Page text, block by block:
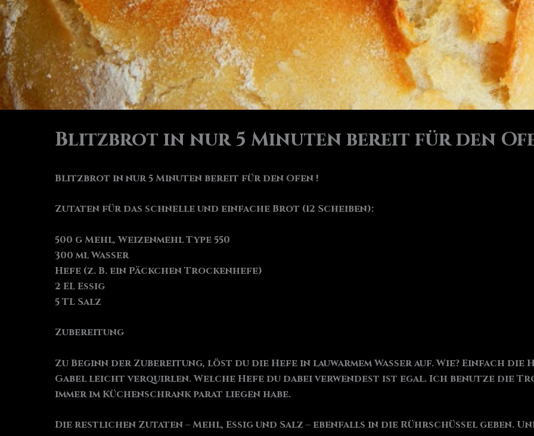
Blitzbrot in nur 5 Minuten bereit für den
Blitzbrot in nur 5 Minuten bereit für den Ofen !
Zutaten für das schnelle und einfache Brot (12 Scheiben):
500 g Mehl, Weizenmehl Type 550
300 ml Wasser
Hefe (z. B. ein Päckchen Trockenhefe)
2 EL Essig
5 TL Salz
Zubereitung
Zu Beginn der Zubereitung, löst du die Hefe in lauwarmem Wasser auf. Wie? Einfach die
Gabel leicht verquirlen. Welche Hefe du dabei verwendest ist egal. Ich benutze die
immer im Küchenschrank parat liegen habe.
Die restlichen Zutaten – Mehl, Essig und Salz – ebenfalls in die Rührschüssel geben.